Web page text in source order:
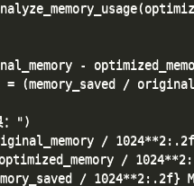
-
= (memory_saved /
：")
/
/
/ 1024**2:.2f}